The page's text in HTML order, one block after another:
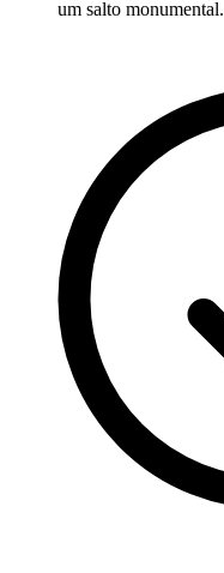
um salto monumental.